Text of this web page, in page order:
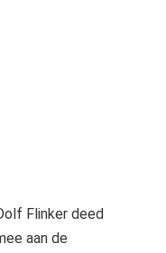
Flinker deed
aan de